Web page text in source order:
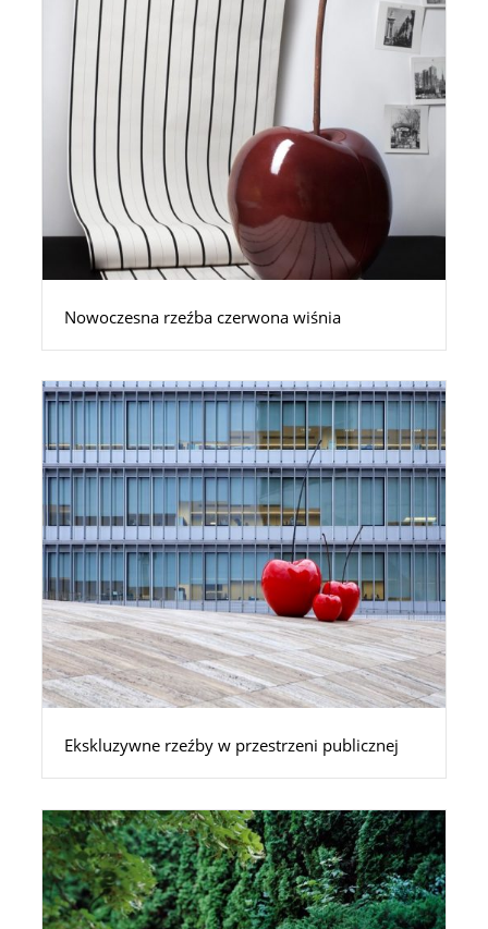
Nowoczesna rzeźba czerwona wiśnia
Ekskluzywne rzeźby w przestrzeni publicznej